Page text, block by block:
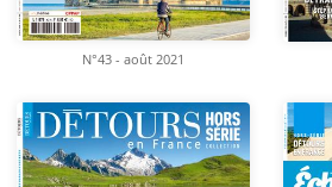
N°43 - août 2021